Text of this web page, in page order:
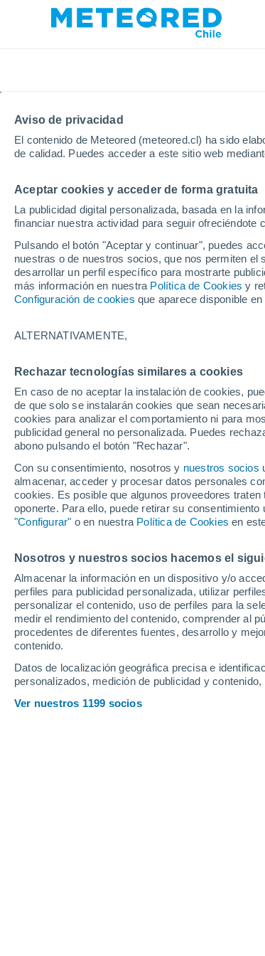
Aviso de privacidad
El contenido de Meteored (meteored.cl) ha sido
de calidad. Puedes acceder a este sitio web
Aceptar cookies y acceder de forma gratuita
La publicidad digital personalizada, basada en la
financiar nuestra actividad para seguir ofreciéndote
Pulsando el botón "Aceptar y continuar", puedes
nuestras o de nuestros socios, que nos permiten
desarrollar un perfil específico para mostrarte
más información en nuestra Política de Cookies y
Configuración de cookies que aparece disponible
ALTERNATIVAMENTE,
Rechazar tecnologías similares a cookies
En caso de no aceptar la instalación de cookies,
de que solo se instalarán cookies que sean
cookies para analizar el comportamiento ni para
publicidad general no personalizada. Puedes
abono pulsando el botón "Rechazar".
Con su consentimiento, nosotros y nuestros socios
almacenar, acceder y procesar datos personales
cookies. Es posible que algunos proveedores
oponerte. Para ello, puede retirar su
"Configurar" o en nuestra Política de Cookies en
Nosotros y nuestros socios hacemos el
Almacenar la información en un dispositivo y/o
perfiles para publicidad personalizada, utilizar
personalizar el contenido, uso de perfiles para la
medir el rendimiento del contenido, comprender al
procedentes de diferentes fuentes, desarrollo y
contenido.
Datos de localización geográfica precisa e
personalizados, medición de publicidad y
Ver nuestros 1199 socios
Inicio Francia Isla de Francia
El Tiempo en
Hoy, 7 agosto Todo el día